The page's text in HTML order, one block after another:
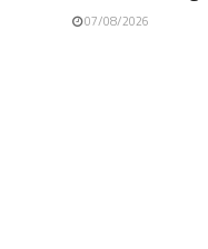
07/08/2026